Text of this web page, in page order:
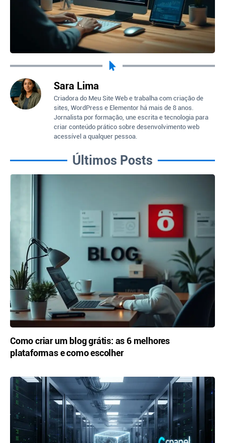
Sara Lima
Criadora do Meu Site Web e trabalha com criação de
sites, WordPress e Elementor há mais de 8 anos.
Jornalista por formação, une escrita e tecnologia para
criar conteúdo prático sobre desenvolvimento web
acessível a qualquer pessoa.
Últimos Posts
Como criar um blog grátis: as 6 melhores
plataformas e como escolher